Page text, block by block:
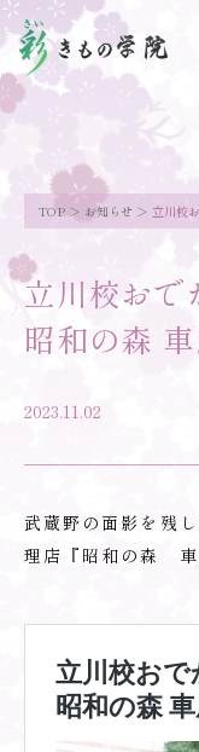
TOP お知らせ 立川校
立川校おで
昭和の森
2023.11.02
武蔵野の面影を残
理店『昭和の森 車